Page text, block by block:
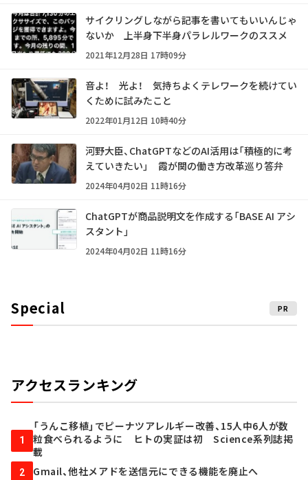
サイクリングしながら記事を書いてもいいんじゃ
ないか 上半身下半身パラレルワークのススメ
2021年12月28日 17時09分
音よ！ 光よ！ 気持ちよくテレワークを続けてい
くために試みたこと
2022年01月12日 10時40分
河野大臣、ChatGPTなどのAI活用は「積極的に考
えていきたい」 霞が関の働き方改革巡り答弁
2024年04月02日 11時16分
ChatGPTが商品説明文を作成する「BASE AI アシ
スタント」
2024年04月02日 11時16分
Special PR
アクセスランキング
1
「うんこ移植」でピーナツアレルギー改善、15人中6人が数
粒食べられるように ヒトの実証は初 Science系列誌掲
載
2 Gmail、他社メアドを送信元にできる機能を廃止へ